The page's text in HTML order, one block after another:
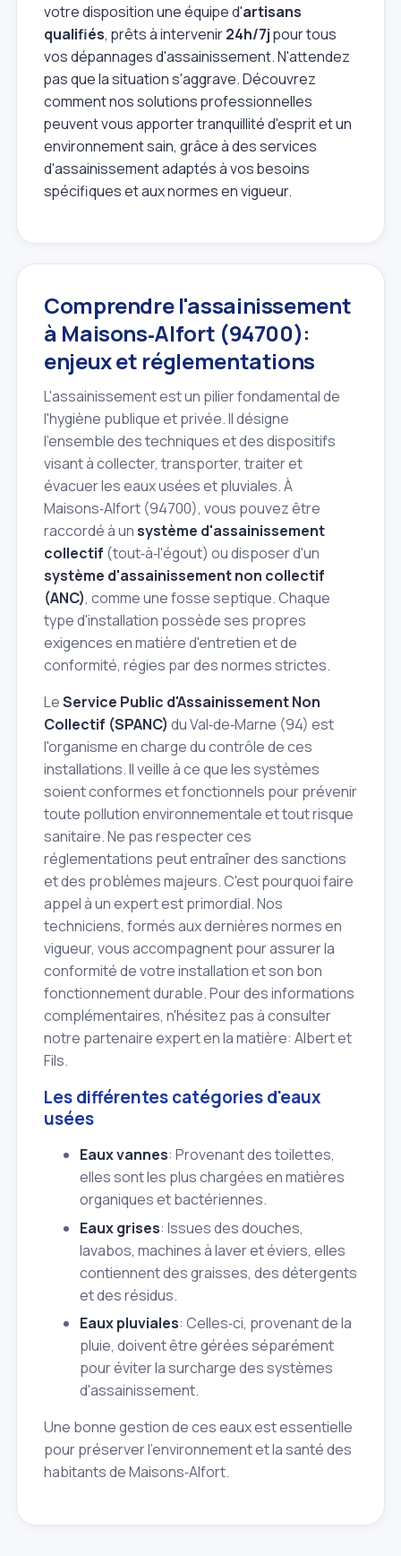
votre disposition une équipe d'artisans
qualifiés, prêts à intervenir24h/7jpour tous
vos dépannages d'assainissement. N'attendez
pas que la situation s'aggrave. Découvrez
comment nos solutions professionnelles
peuvent vous apporter tranquillité d'esprit et un
environnement sain, grâce à des services
d'assainissement adaptés à vos besoins
spécifiques et aux normes en vigueur.
Comprendre l'assainissement
à Maisons‑Alfort (94700):
enjeux et réglementations
L'assainissement est un pilier fondamental de
l'hygiène publique et privée. Il désigne
l'ensemble des techniques et des dispositifs
visant à collecter, transporter, traiter et
évacuer les eaux usées et pluviales. À
Maisons‑Alfort (94700), vous pouvez être
raccordé à unsystème d'assainissement
collectif (tout‑à‑l'égout) ou disposer d'un
système d'assainissement non collectif
(ANC), comme une fosse septique. Chaque
type d'installation possède ses propres
exigences en matière d'entretien et de
conformité, régies par des normes strictes.
LeService Public d'Assainissement Non
Collectif (SPANC) du Val‑de‑Marne (94) est
l'organisme en charge du contrôle de ces
installations. Il veille à ce que les systèmes
soient conformes et fonctionnels pour prévenir
toute pollution environnementale et tout risque
sanitaire. Ne pas respecter ces
réglementations peut entraîner des sanctions
et des problèmes majeurs. C'est pourquoi faire
appel à un expert est primordial. Nos
techniciens, formés aux dernières normes en
vigueur, vous accompagnent pour assurer la
conformité de votre installation et son bon
fonctionnement durable. Pour des informations
complémentaires, n'hésitez pas à consulter
notre partenaire expert en la matière: Albert et
Fils.
Les différentes catégories d'eaux
usées
Eaux vannes: Provenant des toilettes,
elles sont les plus chargées en matières
organiques et bactériennes.
Eaux grises: Issues des douches,
lavabos, machines à laver et éviers, elles
contiennent des graisses, des détergents
et des résidus.
Eaux pluviales: Celles‑ci, provenant de la
pluie, doivent être gérées séparément
pour éviter la surcharge des systèmes
d'assainissement.
Une bonne gestion de ces eaux est essentielle
pour préserver l'environnement et la santé des
habitants de Maisons‑Alfort.